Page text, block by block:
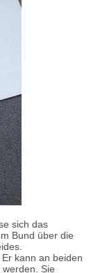
sich das
Bund über die
kann an beiden
Sie